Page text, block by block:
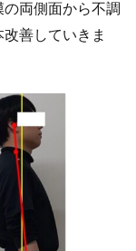
両側面から不調
善していきま